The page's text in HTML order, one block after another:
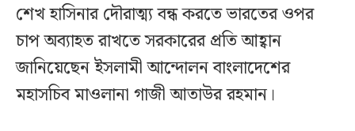
শেখ হাসিনার দৌরাত্ম্য বন্ধ করতে ভারতের ওপর
চাপ অব্যাহত রাখতে সরকারের প্রতি আহ্বান
জানিয়েছেন ইসলামী আন্দোলন বাংলাদেশের
মহাসচিব মাওলানা গাজী আতাউর রহমান।